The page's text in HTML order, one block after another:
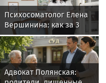
Психосоматолог Елена
Вершинина: как за 3
минуты вернуть себе
равновесие
Адвокат Полянская: